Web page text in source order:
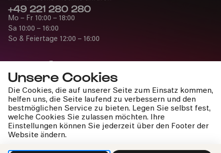
Unsere Cookies
Die Cookies, die auf unserer Seite zum Einsatz kommen,
helfen uns, die Seite laufend zu verbessern und den
bestmöglichen Service zu bieten. Legen Sie selbst fest,
welche Cookies Sie zulassen möchten. Ihre
Einstellungen können Sie jederzeit über den Footer der
Website ändern.
Presse
Jobs
News
Kontakt
Widerruf einreichen
+49 221 280 280
Mo – Fr 10:00 – 18:00
Sa 10:00 – 16:00
So & Feiertage 12:00 – 16:00